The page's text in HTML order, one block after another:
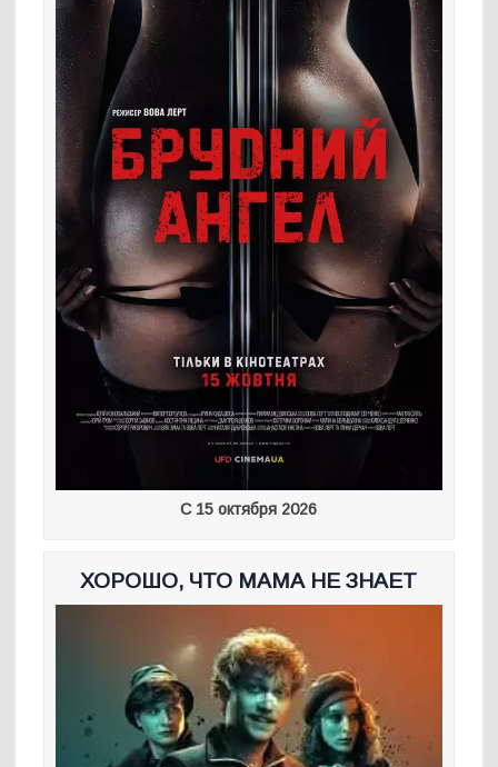
С 15 октября 2026
ХОРОШО, ЧТО МАМА НЕ ЗНАЕТ